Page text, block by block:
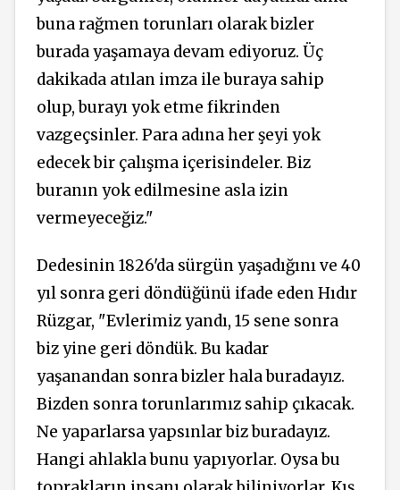
buna rağmen torunları olarak bizler
burada yaşamaya devam ediyoruz. Üç
dakikada atılan imza ile buraya sahip
olup, burayı yok etme fikrinden
vazgeçsinler. Para adına her şeyi yok
edecek bir çalışma içerisindeler. Biz
buranın yok edilmesine asla izin
vermeyeceğiz."
Dedesinin 1826'da sürgün yaşadığını ve 40
yıl sonra geri döndüğünü ifade eden Hıdır
Rüzgar, "Evlerimiz yandı, 15 sene sonra
biz yine geri döndük. Bu kadar
yaşanandan sonra bizler hala buradayız.
Bizden sonra torunlarımız sahip çıkacak.
Ne yaparlarsa yapsınlar biz buradayız.
Hangi ahlakla bunu yapıyorlar. Oysa bu